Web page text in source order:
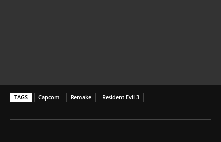
TAGS Capcom Remake Resident Evil 3